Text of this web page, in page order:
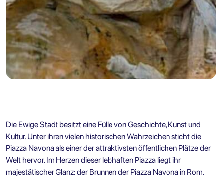
Die Ewige Stadt besitzt eine Fülle von Geschichte, Kunst und
Kultur. Unter ihren vielen historischen Wahrzeichen sticht die
Piazza Navona als einer der attraktivsten öffentlichen Plätze der
Welt hervor. Im Herzen dieser lebhaften Piazza liegt ihr
majestätischer Glanz: der Brunnen der Piazza Navona in Rom.